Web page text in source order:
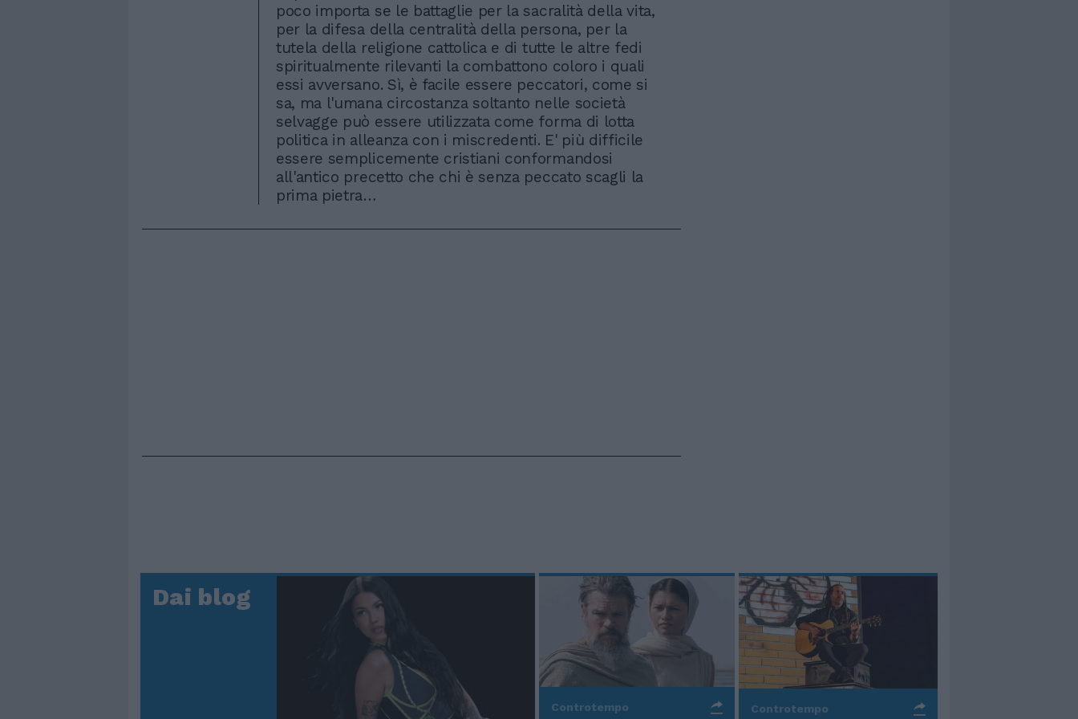
poco importa se le battaglie per la sacralità della vita,
per la difesa della centralità della persona, per la
tutela della religione cattolica e di tutte le altre fedi
spiritualmente rilevanti la combattono coloro i quali
essi avversano. Sì, è facile essere peccatori, come si
sa, ma l'umana circostanza soltanto nelle società
selvagge può essere utilizzata come forma di lotta
politica in alleanza con i miscredenti. E' più difficile
essere semplicemente cristiani conformandosi
all'antico precetto che chi è senza peccato scagli la
prima pietra…
Dai blog
Controtempo Controtempo